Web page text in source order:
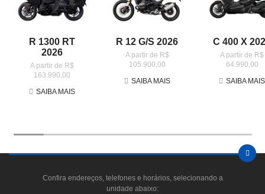
R 1300 RT
2026
A partir de R$
163.990,00
SAIBA MAIS
R 12 G/S 2026
A partir de R$
105.900,00
SAIBA MAIS
C 400 X
A partir de R$
64.990,00
SAIBA MAIS
Confira endereços, telefones e horários, selecionando a
unidade abaixo: